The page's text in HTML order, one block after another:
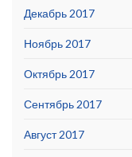
Декабрь 2017
Ноябрь 2017
Октябрь 2017
Сентябрь 2017
Август 2017